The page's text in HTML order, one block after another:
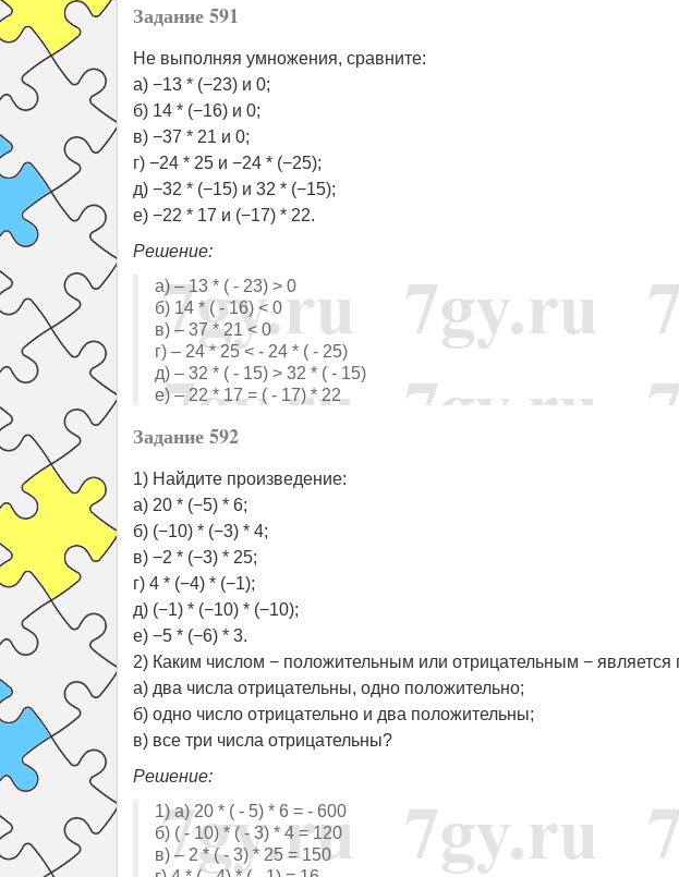
Задание 591
Не выполняя умножения, сравните:
а) −13 * (−23) и 0;
б) 14 * (−16) и 0;
в) −37 * 21 и 0;
г) −24 * 25 и −24 * (−25);
д) −32 * (−15) и 32 * (−15);
е) −22 * 17 и (−17) * 22.
Решение:
а) – 13 * ( - 23) > 0
б) 14 * ( - 16) < 0
в) – 37 * 21 < 0
г) – 24 * 25 < - 24 * ( - 25)
д) – 32 * ( - 15) > 32 * ( - 15)
е) – 22 * 17 = ( - 17) * 22
Задание 592
1) Найдите произведение:
а) 20 * (−5) * 6;
б) (−10) * (−3) * 4;
в) −2 * (−3) * 25;
г) 4 * (−4) * (−1);
д) (−1) * (−10) * (−10);
е) −5 * (−6) * 3.
2) Каким числом − положительным или отрицательным − является
а) два числа отрицательны, одно положительно;
б) одно число отрицательно и два положительны;
в) все три числа отрицательны?
Решение:
1) а) 20 * ( - 5) * 6 = - 600
б) ( - 10) * ( - 3) * 4 = 120
в) – 2 * ( - 3) * 25 = 150